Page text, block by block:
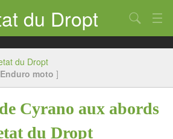
du Dropt
Chercher
du Dropt
Enduro moto ]
Cyrano aux abords
du Dropt